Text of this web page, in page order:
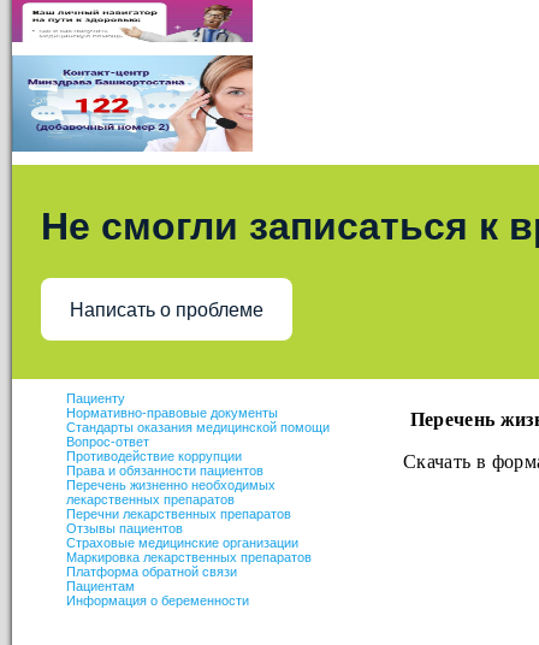
Не смогли записаться к
Написать о проблеме
Пациенту
Нормативно-правовые документы
Стандарты оказания медицинской помощи
Вопрос-ответ
Противодействие коррупции
Права и обязанности пациентов
Перечень жизненно необходимых
лекарственных препаратов
Перечни лекарственных препаратов
Отзывы пациентов
Страховые медицинские организации
Маркировка лекарственных препаратов
Платформа обратной связи
Пациентам
Информация о беременности
Перечень
Скачать в